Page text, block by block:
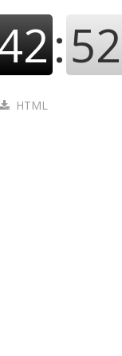
:53
HTML